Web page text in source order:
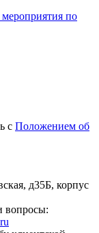
по
с Положением об
д35Б, корпус
вопросы: